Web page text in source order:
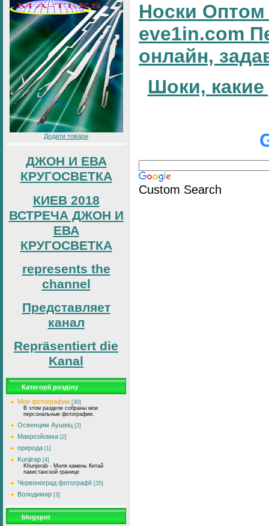
Додати товари
ДЖОН И ЕВА
КРУГОСВЕТКА
КИЕВ 2018
ВСТРЕЧА ДЖОН И
ЕВА
КРУГОСВЕТКА
represents the
channel
Представляет
канал
Repräsentiert die
Kanal
Категорії розділу
Мои фотографии [30]
В этом разделе собраны мои
персональные фотографии.
Освенцим Аушвіц [2]
Макрозйомка [2]
природа [1]
Kunjirap [4]
Khunjerab - Миля камень Китай
пакистанской границе
Червоноград фотографії [35]
Володимир [3]
blogspot
Носки Оптом
eve1in.com
онлайн,
Шоки, какие
Custom Search